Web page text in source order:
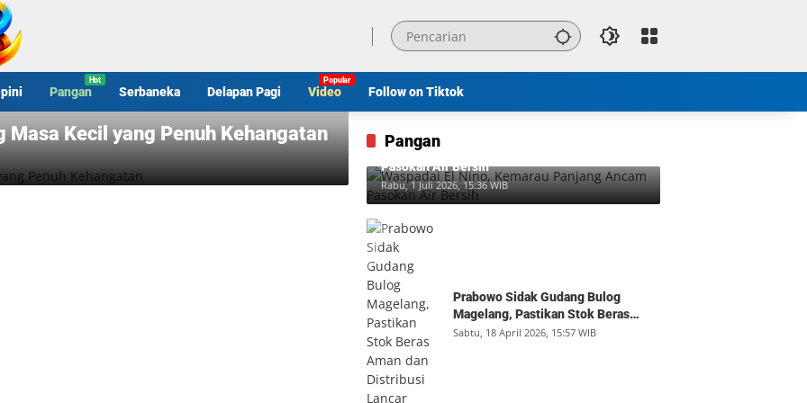
Pangan Serbaneka Delapan Pagi Video Follow on Tiktok
Kecil yang Penuh Kehangatan Pangan
Waspadai El Nino, Kemarau Panjang Ancam
Pasokan Air Bersih
Rabu, 1 Juli 2026, 15:36 WIB
Prabowo Sidak Gudang Bulog
Magelang, Pastikan Stok Beras
Aman dan Distribusi Lancar
Sabtu, 18 April 2026, 15:57 WIB